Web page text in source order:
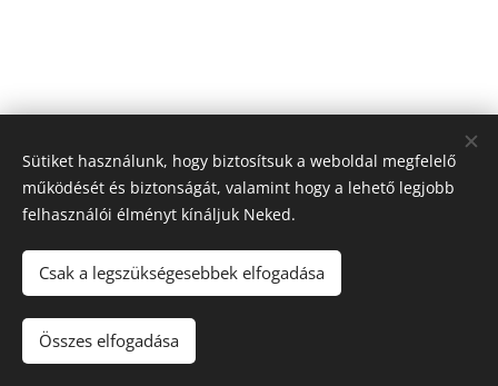
© 2024 Minden jog fenntartva
Sütiket használunk, hogy biztosítsuk a weboldal megfelelő
működését és biztonságát, valamint hogy a lehető legjobb
felhasználói élményt kínáljuk Neked.
Csak a legszükségesebbek elfogadása
Összes elfogadása